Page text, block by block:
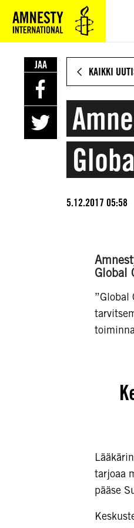
VARSINAISEEN
SISÄLTÖÖN
KAIKKI
5.12.2017 05:58
Global
”Global
tarjoaa
pääse
JAA